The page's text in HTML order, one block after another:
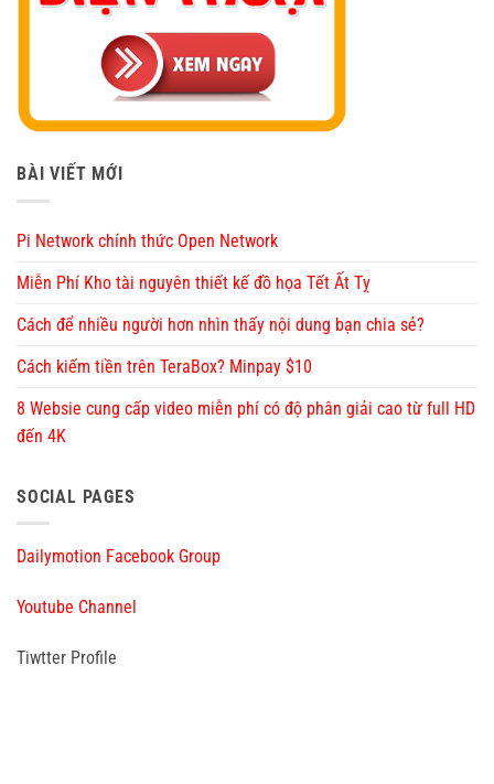
BÀI VIẾT MỚI
Pi Network chính thức Open Network
Miễn Phí Kho tài nguyên thiết kế đồ họa Tết Ất Tỵ
Cách để nhiều người hơn nhìn thấy nội dung bạn chia sẻ?
Cách kiếm tiền trên TeraBox? Minpay $10
8 Websie cung cấp video miễn phí có độ phân giải cao từ full HD
đến 4K
SOCIAL PAGES
Dailymotion Facebook Group
Youtube Channel
Tiwtter Profile